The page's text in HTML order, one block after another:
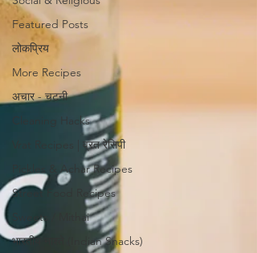
Featured Posts
लोकप्रिय
More Recipes
अचार - चटनी
Cleaning Hacks
Vrat Recipes | व्रत रेसिपी
Pickles & Achar Recipes
Street Food Recipes
Sweets / Mithai
भारतीय नाश्ते (Indian Snacks)